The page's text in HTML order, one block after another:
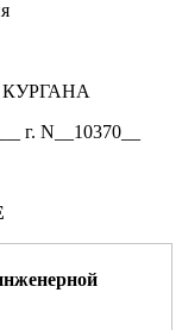
г. N__10370__